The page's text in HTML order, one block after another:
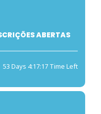
ABERTAS
53 Days 4:17:17 Time Left